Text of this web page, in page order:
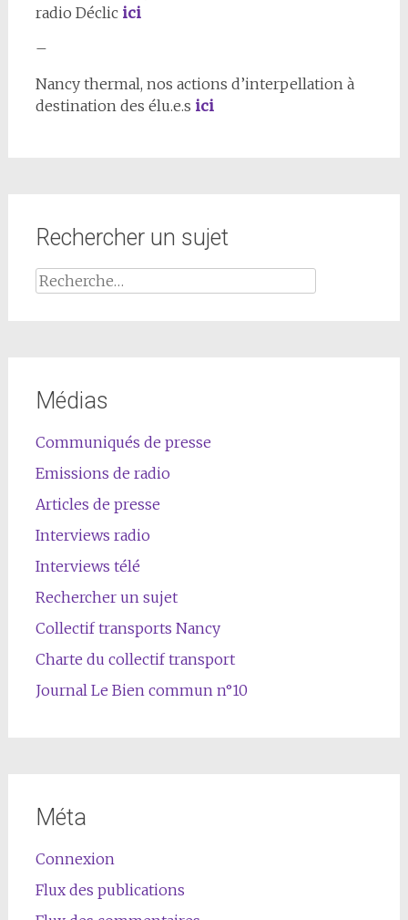
radio Déclic ici
–
Nancy thermal, nos actions d’interpellation à
destination des élu.e.s ici
Rechercher un sujet
Médias
Communiqués de presse
Emissions de radio
Articles de presse
Interviews radio
Interviews télé
Rechercher un sujet
Collectif transports Nancy
Charte du collectif transport
Journal Le Bien commun n°10
Méta
Connexion
Flux des publications